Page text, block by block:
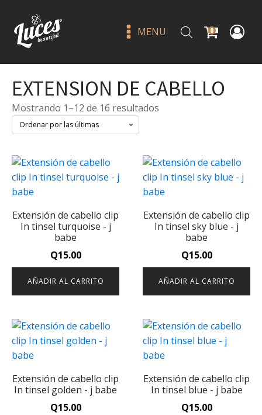
MENU 0
EXTENSION DE CABELLO
Mostrando 1–12 de 16 resultados
Extensión de cabello clip
In tinsel turquoise - j
babe
Q15.00
AÑADIR AL CARRITO
Extensión de cabello clip
In tinsel sky blue - j
babe
Q15.00
AÑADIR AL CARRITO
Extensión de cabello clip
In tinsel golden - j babe
Q15.00
Extensión de cabello clip
In tinsel blue - j babe
Q15.00
Complete wear soft matte
foundation 600c - moira
Q185.00 + ADD